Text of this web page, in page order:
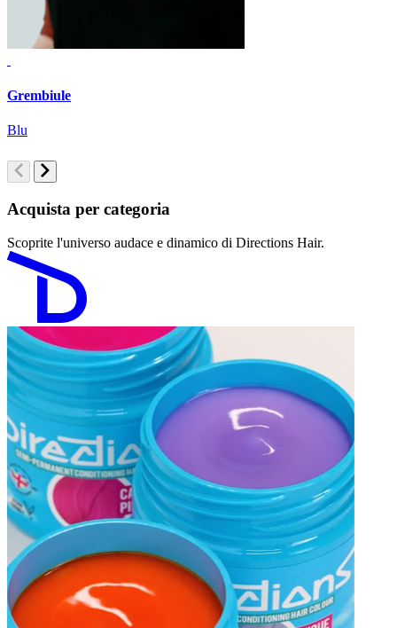
Grembiule
Blu
Acquista per categoria
Scoprite l'universo audace e dinamico di Directions Hair.